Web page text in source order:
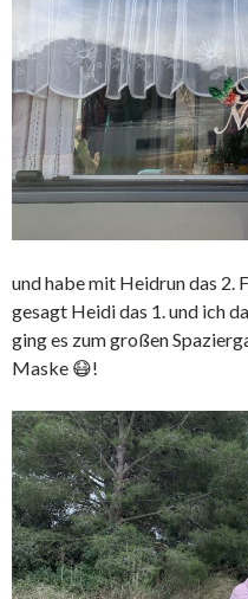
und habe mit Heidrun das 2.
gesagt Heidi das 1. und ich
ging es zum großen
Maske 😷!